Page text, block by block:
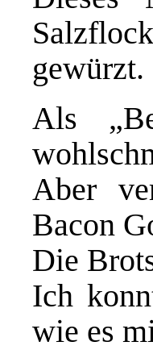
gewürzt.
Als
Aber
Bacon
Die
Ich
wie es